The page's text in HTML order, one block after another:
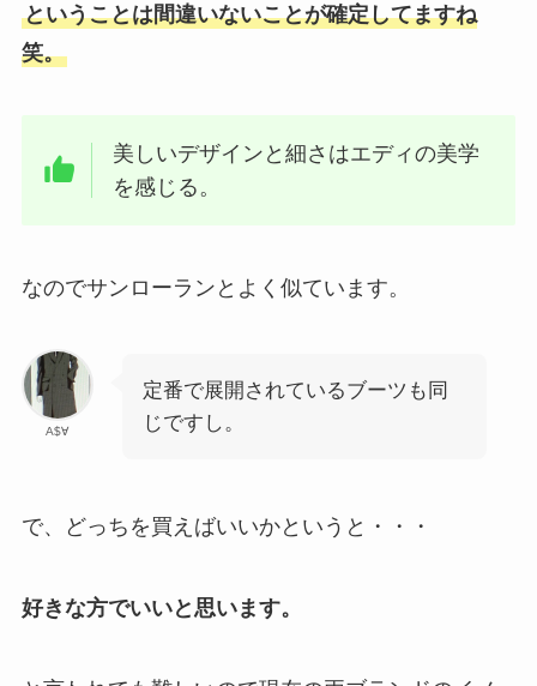
ということは間違いないことが確定してますね
笑。
美しいデザインと細さはエディの美学
を感じる。
なのでサンローランとよく似ています。
A$∀
定番で展開されているブーツも同
じですし。
で、どっちを買えばいいかというと・・・
好きな方でいいと思います。